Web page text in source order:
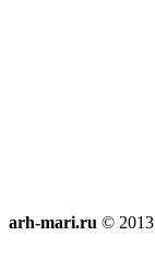
arh-mari.ru © 2013